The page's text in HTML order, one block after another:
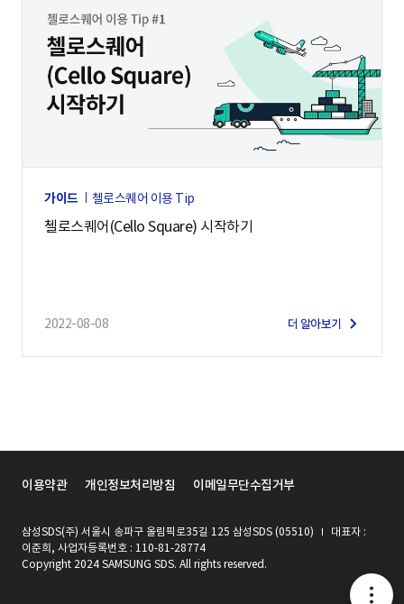
메
가이드 첼로스퀘어 이용 Tip
첼로스퀘어(Cello Square) 시작하기
2022-08-08 더 알아보기
삼성SDS(주) 서울시 송파구 올림픽로35길 125 삼성SDS (05510)
대표자 :
이준희, 사업자등록번호 : 110-81-28774
Copyright 2024 SAMSUNG SDS. All rights reserved.
이용약관 개인정보처리방침 이메일무단수집거부